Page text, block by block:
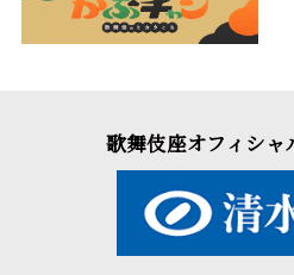
歌舞伎座オフィシ